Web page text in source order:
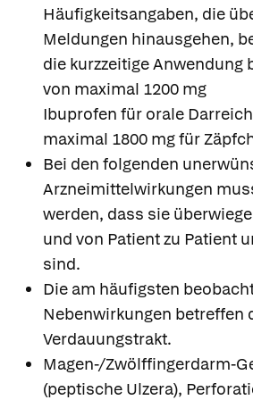
Häufigkeitsangaben, die
Meldungen hinausgehen,
die kurzzeitige Anwendung
von maximal 1200 mg
Ibuprofen für orale
maximal 1800 mg für
Bei den folgenden
Arzneimittelwirkungen
werden, dass sie
und von Patient zu Patient
sind.
Die am häufigsten
Nebenwirkungen betreffen
Verdauungstrakt.
Magen-/Zwölffingerdarm-
(peptische Ulzera),